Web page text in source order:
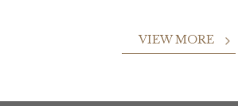
VIEW MORE